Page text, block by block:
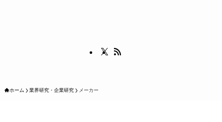
ホーム 業界研究・企業研究 メーカー